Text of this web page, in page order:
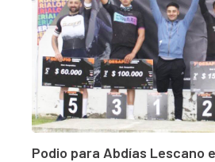
Podio para Abdías Lescano